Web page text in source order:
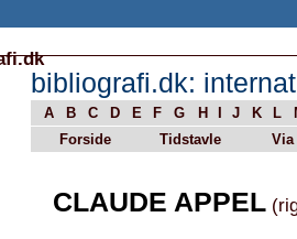
bibliografi.dk:
A B C D E F G H J K L
Forside
Tidstavle Via
CLAUDE APPEL